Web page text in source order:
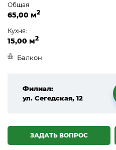
Общая
65,00 м2
Кухня:
15,00 м2
Балкон
Филиал:
ул. Сегедская, 12
ЗАДАТЬ ВОПРОС